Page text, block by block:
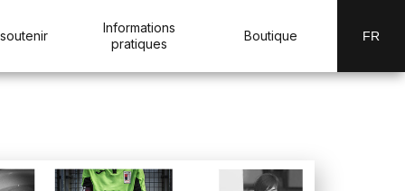
Informations
pratiques
Boutique FR